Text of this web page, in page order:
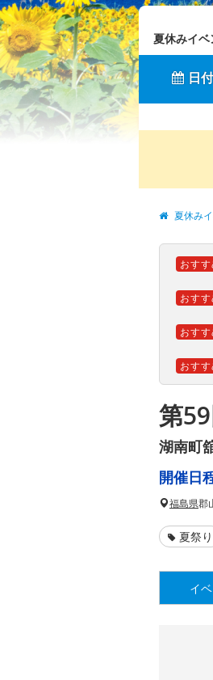
夏休みイ
日
夏休み
おすす
おすす
おすす
おすす
第
湖南町
開催日
福島県郡
夏祭り
イ